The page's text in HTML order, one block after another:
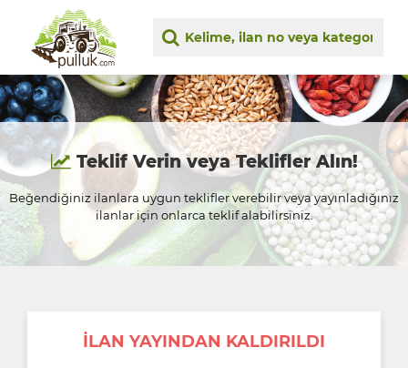
Teklif Verin veya Teklifler Alın!
Beğendiğiniz ilanlara uygun teklifler verebilir veya yayınladığınız
ilanlar için onlarca teklif alabilirsiniz.
İLAN YAYINDAN KALDIRILDI